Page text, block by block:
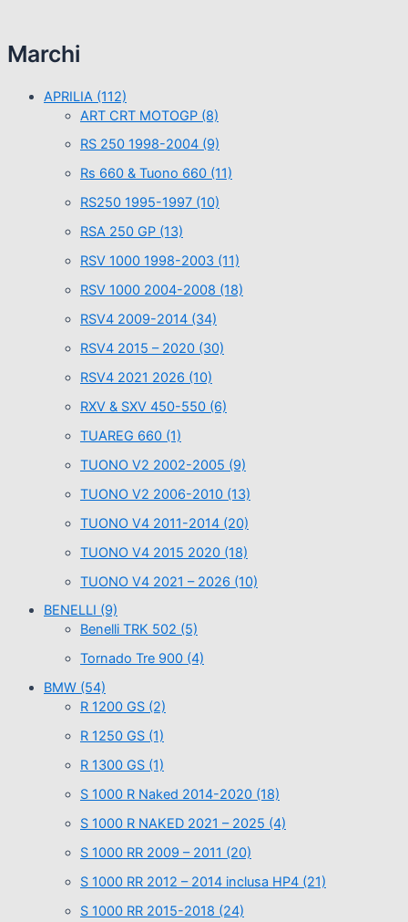
Marchi
APRILIA (112)
ART CRT MOTOGP (8)
RS 250 1998-2004 (9)
Rs 660 & Tuono 660 (11)
RS250 1995-1997 (10)
RSA 250 GP (13)
RSV 1000 1998-2003 (11)
RSV 1000 2004-2008 (18)
RSV4 2009-2014 (34)
RSV4 2015 – 2020 (30)
RSV4 2021 2026 (10)
RXV & SXV 450-550 (6)
TUAREG 660 (1)
TUONO V2 2002-2005 (9)
TUONO V2 2006-2010 (13)
TUONO V4 2011-2014 (20)
TUONO V4 2015 2020 (18)
TUONO V4 2021 – 2026 (10)
BENELLI (9)
Benelli TRK 502 (5)
Tornado Tre 900 (4)
BMW (54)
R 1200 GS (2)
R 1250 GS (1)
R 1300 GS (1)
S 1000 R Naked 2014-2020 (18)
S 1000 R NAKED 2021 – 2025 (4)
S 1000 RR 2009 – 2011 (20)
S 1000 RR 2012 – 2014 inclusa HP4 (21)
S 1000 RR 2015-2018 (24)